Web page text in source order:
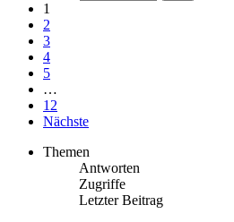
1
2
3
4
5
…
12
Nächste
Themen
Antworten
Zugriffe
Letzter Beitrag